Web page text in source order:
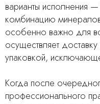
варианты исполнения
комбинацию
особенно важно для
осуществляет
упаковкой,
Когда после
профессионального